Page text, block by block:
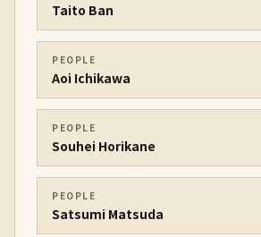
Taito Ban
PEOPLE
Aoi Ichikawa
PEOPLE
Souhei Horikane
PEOPLE
Satsumi Matsuda